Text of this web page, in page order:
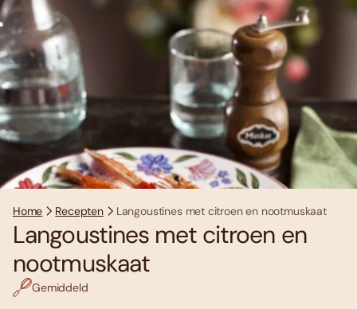
Home Recepten Langoustines met citroen en nootmuskaat
Langoustines met citroen en
nootmuskaat
Gemiddeld